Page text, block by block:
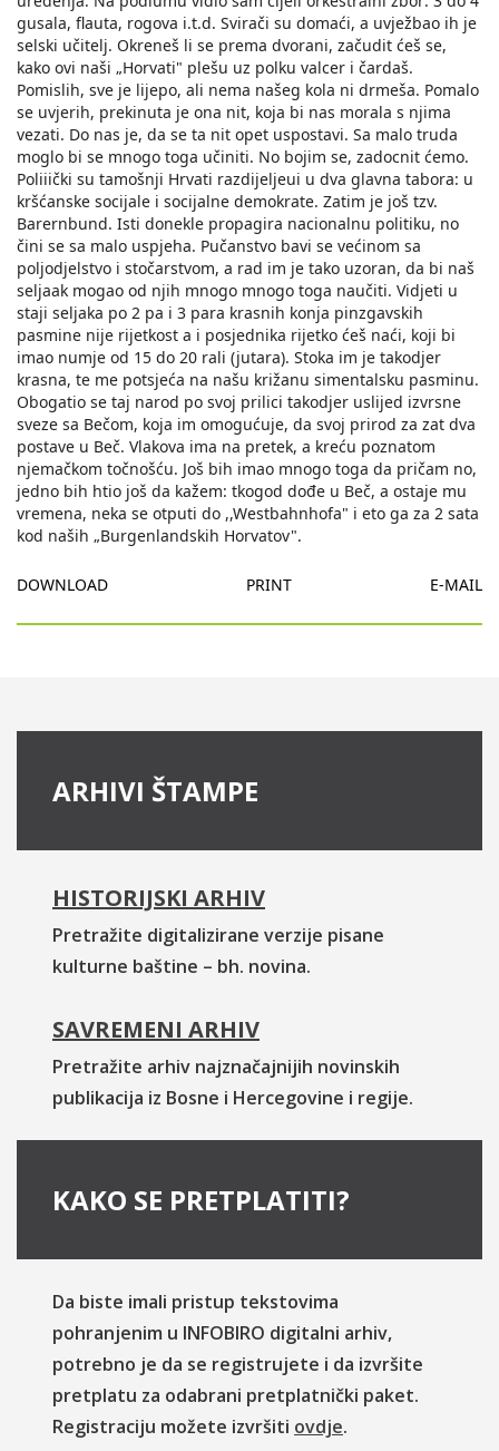
DOWNLOAD PRINT E-MAIL
ARHIVI ŠTAMPE
HISTORIJSKI ARHIV
Pretražite digitalizirane verzije pisane
kulturne baštine – bh. novina.
SAVREMENI ARHIV
Pretražite arhiv najznačajnijih novinskih
publikacija iz Bosne i Hercegovine i regije.
KAKO SE PRETPLATITI?
Da biste imali pristup tekstovima
pohranjenim u INFOBIRO digitalni arhiv,
potrebno je da se registrujete i da izvršite
pretplatu za odabrani pretplatnički paket.
Registraciju možete izvršiti ovdje.